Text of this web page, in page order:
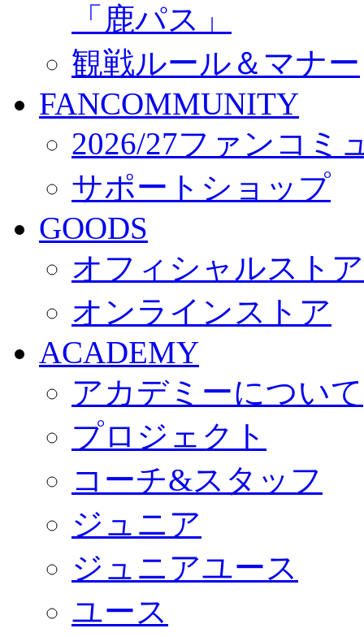
「鹿パス」
観戦ルール＆マナー
FANCOMMUNITY
2026/27ファンコミ
サポートショップ
GOODS
オフィシャルスト
オンラインストア
ACADEMY
アカデミーについて
プロジェクト
コーチ&スタッフ
ジュニア
ジュニアユース
ユース